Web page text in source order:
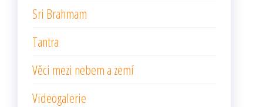
Sri Brahmam
Tantra
Věci mezi nebem a zemí
Videogalerie